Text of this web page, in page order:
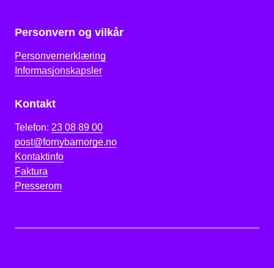
Personvern og vilkår
Personvernerklæring
Informasjonskapsler
Kontakt
Telefon: 23 08 89 00
post@fornybarnorge.no
Kontaktinfo
Faktura
Presserom